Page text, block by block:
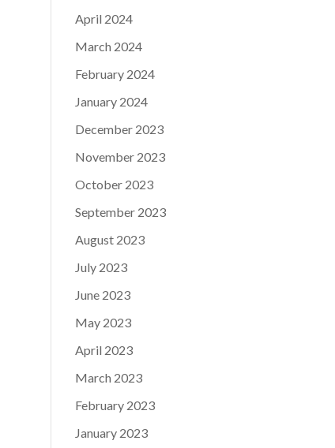
April 2024
March 2024
February 2024
January 2024
December 2023
November 2023
October 2023
September 2023
August 2023
July 2023
June 2023
May 2023
April 2023
March 2023
February 2023
January 2023